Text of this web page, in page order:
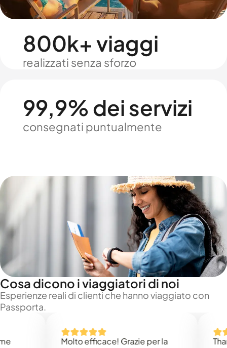
800k+ viaggi
realizzati senza sforzo
99,9% dei servizi
consegnati puntualmente
Cosa dicono i viaggiatori di noi
Esperienze reali di clienti che hanno viaggiato con
Passporta.
Molto efficace! Grazie per la
Thank